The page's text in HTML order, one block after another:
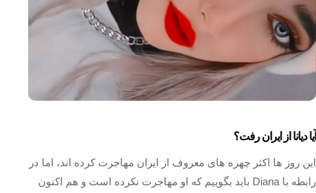
آیا دیانا از ایران رفت؟
این روز ها اکثر چهره های معروف از ایران مهاجرت کرده اند، اما در
رابطه با Diana باید بگوییم که او مهاجرت نکرده است و هم اکنون